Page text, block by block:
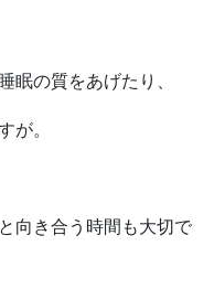
の質をあげたり、
。
向き合う時間も大切で